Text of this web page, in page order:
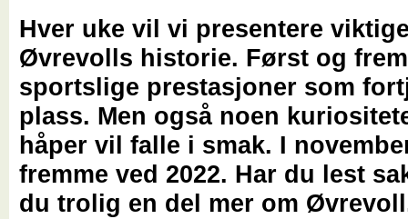
Hver uke vil vi presentere
Øvrevolls historie. Først og
sportslige prestasjoner som
plass. Men også noen
håper vil falle i smak. I
fremme ved 2022. Har du lest
du trolig en del mer om